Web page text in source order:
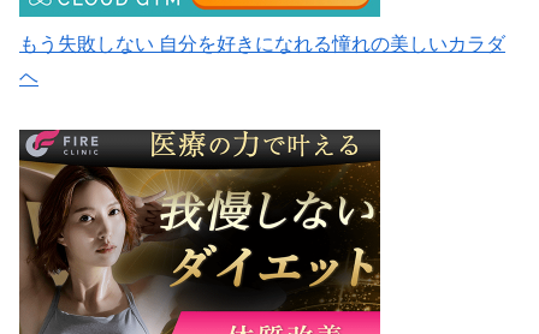
もう失敗しない 自分を好きになれる憧れの美しいカラダ
ヘ